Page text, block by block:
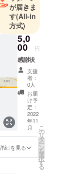
には一日
1,800個の売
上げ、
ネット販売
では最長一
年半お待ち
いただくほ
の看板メ
ニューと
なっており
ます。
是非職人の
作りによ
伝統の味
ご賞味く
が届きま
す(All-in
方式)
5,0
00 円
感謝状
支援
者：
0人
お届
け予
定：
2022
年11
月
細を見る
こ
の
リ
タ
ー
ン
を
選
択
す
る